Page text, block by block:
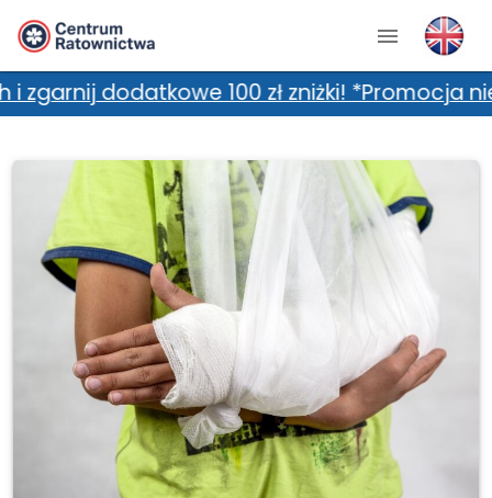
dodatkowe 100 zł zniżki! *Promocja nie